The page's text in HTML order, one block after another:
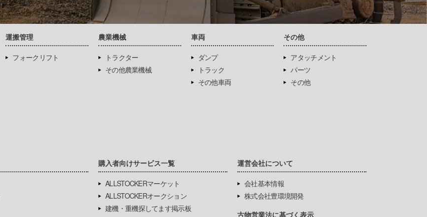
運搬管理
フォークリフト
農業機械
トラクター
その他農業機械
車両
ダンプ
トラック
その他車両
その他
アタッチメント
パーツ
その他
購入者向けサービス一覧
ALLSTOCKERマーケット
ALLSTOCKERオークション
建機・重機探してます掲示板
運営会社について
会社基本情報
株式会社豊環境開発
古物営業法に基づく表示